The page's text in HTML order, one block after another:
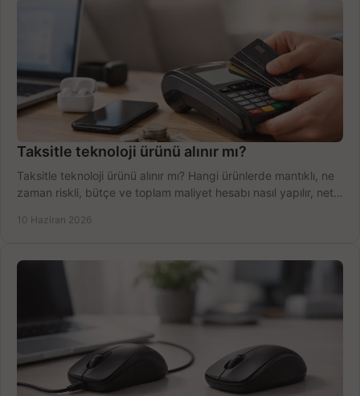
Taksitle teknoloji ürünü alınır mı?
Taksitle teknoloji ürünü alınır mı? Hangi ürünlerde mantıklı, ne
zaman riskli, bütçe ve toplam maliyet hesabı nasıl yapılır, net
10 Haziran 2026